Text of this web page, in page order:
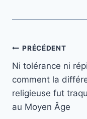
Navigation
de
l’article
PRÉCÉDENT
Ni tolérance ni
comment la
religieuse fut
au Moyen Âge